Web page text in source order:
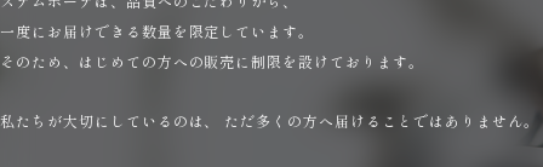
一度にお届けできる数量を限定しています。
そのため、はじめての方への販売に制限を設けております。
私たちが大切にしているのは、 ただ多くの方へ届けることではありません。